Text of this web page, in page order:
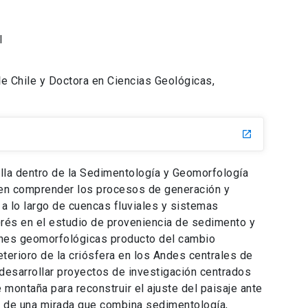
Chile y Doctora en Ciencias Geológicas,
launch
dentro de la Sedimentología y Geomorfología
comprender los procesos de generación y
lo largo de cuencas fluviales y sistemas
en el estudio de proveniencia de sedimento y
geomorfológicas producto del cambio
de la criósfera en los Andes centrales de
proyectos de investigación centrados
para reconstruir el ajuste del paisaje ante
una mirada que combina sedimentología,